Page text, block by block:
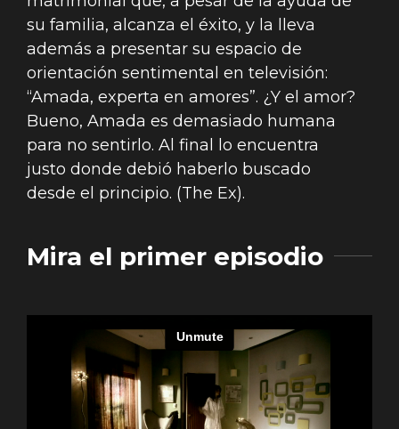
su familia, alcanza el éxito, y la lleva
además a presentar su espacio de
orientación sentimental en televisión:
“Amada, experta en amores”. ¿Y el amor?
Bueno, Amada es demasiado humana
para no sentirlo. Al final lo encuentra
justo donde debió haberlo buscado
desde el principio. (The Ex).
Mira el primer episodio